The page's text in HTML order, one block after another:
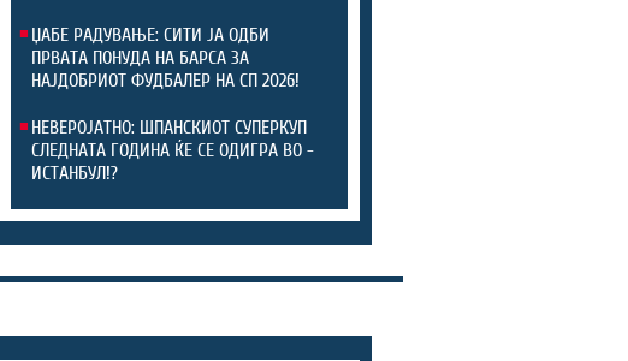
ЏАБЕ РАДУВАЊЕ: СИТИ ЈА ОДБИ
ПРВАТА ПОНУДА НА БАРСА ЗА
НАЈДОБРИОТ ФУДБАЛЕР НА СП 2026!
НЕВЕРОЈАТНО: ШПАНСКИОТ СУПЕРКУП
СЛЕДНАТА ГОДИНА ЌЕ СЕ ОДИГРА ВО -
ИСТАНБУЛ!?